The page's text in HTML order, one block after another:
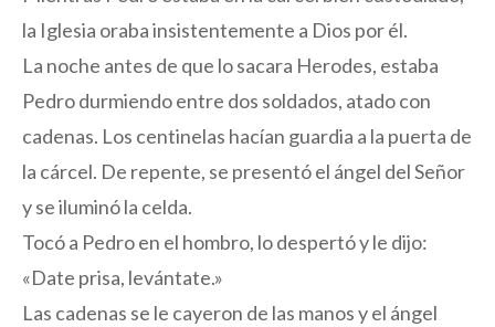
la Iglesia oraba insistentemente a Dios por él.
La noche antes de que lo sacara Herodes, estaba
Pedro durmiendo entre dos soldados, atado con
cadenas. Los centinelas hacían guardia a la puerta de
la cárcel. De repente, se presentó el ángel del Señor
y se iluminó la celda.
Tocó a Pedro en el hombro, lo despertó y le dijo:
«Date prisa, levántate.»
Las cadenas se le cayeron de las manos y el ángel